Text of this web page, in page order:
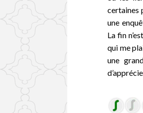
certaines
une
La fin
qui me
une